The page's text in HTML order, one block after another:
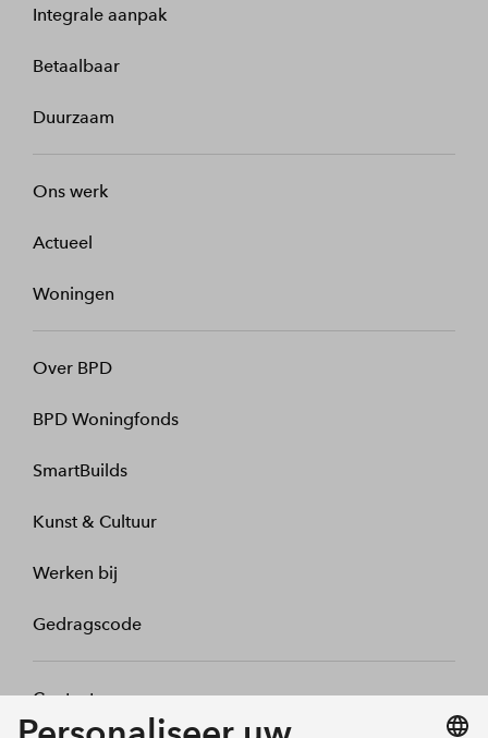
Integrale aanpak
Betaalbaar
Duurzaam
Ons werk
Actueel
Woningen
Over BPD
BPD Woningfonds
SmartBuilds
Kunst & Cultuur
Werken bij
Gedragscode
Contact